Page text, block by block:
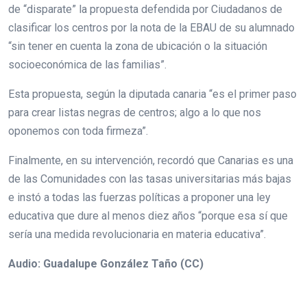
de “disparate” la propuesta defendida por Ciudadanos de
clasificar los centros por la nota de la EBAU de su alumnado
“sin tener en cuenta la zona de ubicación o la situación
socioeconómica de las familias”.
Esta propuesta, según la diputada canaria “es el primer paso
para crear listas negras de centros; algo a lo que nos
oponemos con toda firmeza”.
Finalmente, en su intervención, recordó que Canarias es una
de las Comunidades con las tasas universitarias más bajas
e instó a todas las fuerzas políticas a proponer una ley
educativa que dure al menos diez años “porque esa sí que
sería una medida revolucionaria en materia educativa”.
Audio: Guadalupe González Taño (CC)